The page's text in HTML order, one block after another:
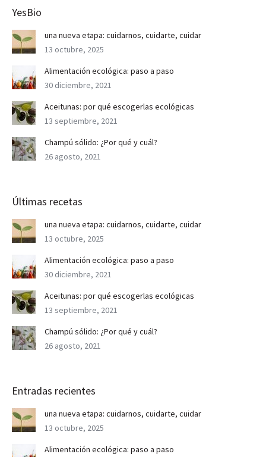
YesBio
una nueva etapa: cuidarnos, cuidarte, cuidar
13 octubre, 2025
Alimentación ecológica: paso a paso
30 diciembre, 2021
Aceitunas: por qué escogerlas ecológicas
13 septiembre, 2021
Champú sólido: ¿Por qué y cuál?
26 agosto, 2021
Últimas recetas
una nueva etapa: cuidarnos, cuidarte, cuidar
13 octubre, 2025
Alimentación ecológica: paso a paso
30 diciembre, 2021
Aceitunas: por qué escogerlas ecológicas
13 septiembre, 2021
Champú sólido: ¿Por qué y cuál?
26 agosto, 2021
Entradas recientes
una nueva etapa: cuidarnos, cuidarte, cuidar
13 octubre, 2025
Alimentación ecológica: paso a paso